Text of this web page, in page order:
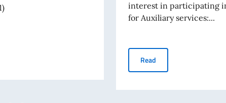
FOR FOREIGN STUDENTS AND ITALIAN CITIZENS LIVING ABROAD
interest in participating
for Auxiliary services:...
Read